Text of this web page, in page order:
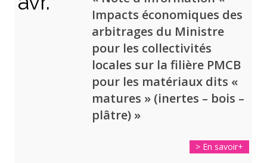
Impacts économiques des
arbitrages du Ministre
pour les collectivités
locales sur la filière PMCB
pour les matériaux dits «
matures » (inertes – bois –
plâtre) »
> En savoir+